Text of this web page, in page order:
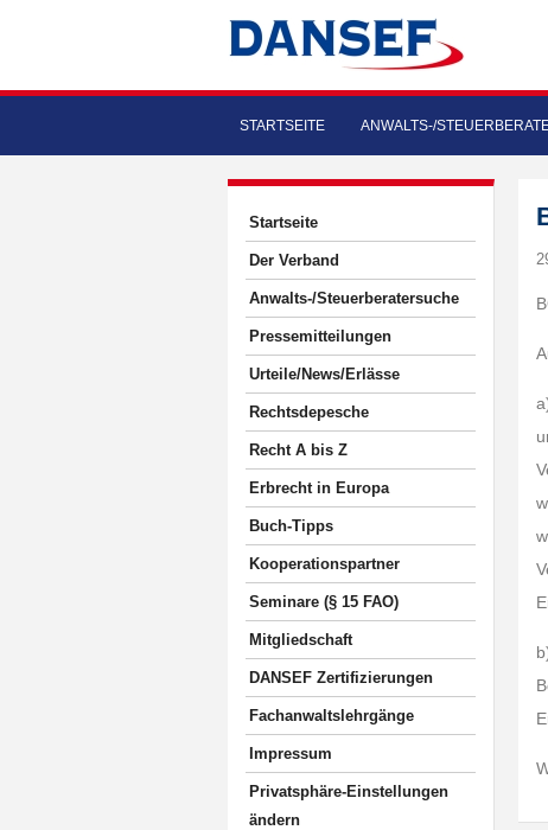
STARTSEITE ANWALTS-/
Startseite
Der Verband
Anwalts-/Steuerberatersuche
Pressemitteilungen
Urteile/News/Erlässe
Rechtsdepesche
Recht A bis Z
Erbrecht in Europa
Buch-Tipps
Kooperationspartner
Seminare (§ 15 FAO)
Mitgliedschaft
DANSEF Zertifizierungen
Fachanwaltslehrgänge
Impressum
Privatsphäre-Einstellungen
ändern